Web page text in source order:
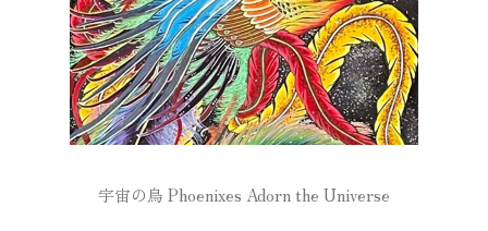
宇宙の鳥 Phoenixes Adorn the Universe